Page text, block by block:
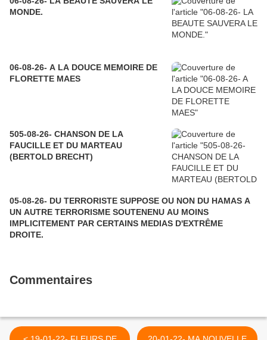
MONDE.
06-08-26- A LA DOUCE MEMOIRE DE
FLORETTE MAES
505-08-26- CHANSON DE LA
FAUCILLE ET DU MARTEAU
(BERTOLD BRECHT)
05-08-26- DU TERRORISTE SUPPOSE OU NON DU HAMAS A
UN AUTRE TERRORISME SOUTENENU AU MOINS
IMPLICITEMENT PAR CERTAINS MEDIAS D'EXTRÊME
DROITE.
Commentaires